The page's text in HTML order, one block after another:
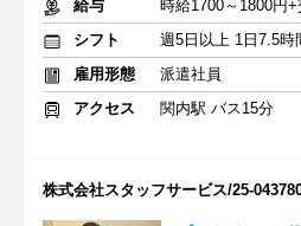
給与
時給1700～1800円
シフト
週5日以上 1日7.5時
雇用形態
派遣社員
アクセス
関内駅 バス15分
株式会社スタッフサービス/25-